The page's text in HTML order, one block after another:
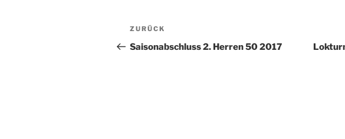
Beitragsnavigation
Vorheriger
Beitrag
ZURÜCK
Saisonabschluss 2. Herren 50 2017